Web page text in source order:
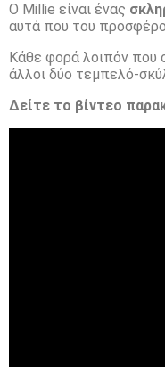
Ο Millie είναι ένας
αυτά που του
Κάθε φορά λοιπόν που
άλλοι δύο τεμπελό-
Δείτε το βίντεο